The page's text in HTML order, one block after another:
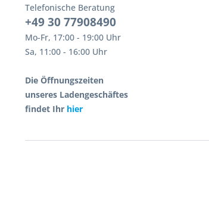
Telefonische Beratung
+49 30 77908490
Mo-Fr, 17:00 - 19:00 Uhr
Sa, 11:00 - 16:00 Uhr
Die Öffnungszeiten
unseres Ladengeschäftes
findet Ihr hier